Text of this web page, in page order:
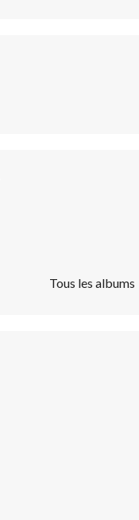
Tous les albums